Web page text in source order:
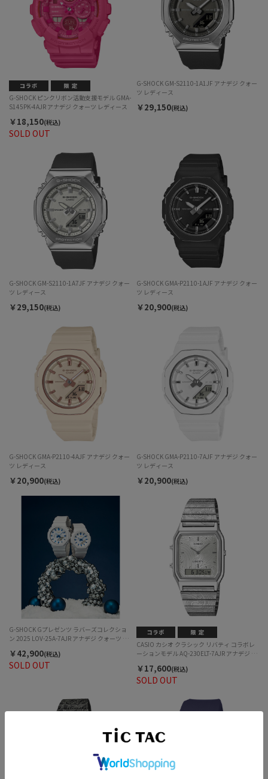
SOLD OUT
G-SHOCK ピンクリボン活動支援モデル GMA-
S145PK-4AJR アナデジ クォーツ レディース
￥18,150(税込)
G-SHOCK GM-S2110-1A1JF アナデジ クォー
ツ レディース
￥29,150(税込)
G-SHOCK GM-S2110-1A7JF アナデジ クォー
ツ レディース
￥29,150(税込)
G-SHOCK GMA-P2110-1AJF アナデジ クォー
ツ レディース
￥20,900(税込)
G-SHOCK GMA-P2110-4AJF アナデジ クォー
ツ レディース
￥20,900(税込)
G-SHOCK GMA-P2110-7AJF アナデジ クォー
ツ レディース
￥20,900(税込)
SOLD OUT
G-SHOCK Gプレゼンツ ラバーズコレクショ
ン 2025 LOV-25A-7AJR アナデジ クォーツ ぺ
￥42,900(税込)
SOLD OUT
CASIO カシオ クラシック リバティ コラボレ
ーションモデル AQ-230ELT-7AJR アナデジ ク
￥17,600(税込)